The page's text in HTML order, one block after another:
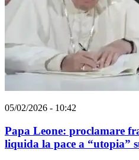
05/02/2026 - 10:42
Papa Leone: proclamare
liquida la pace a “utopia”